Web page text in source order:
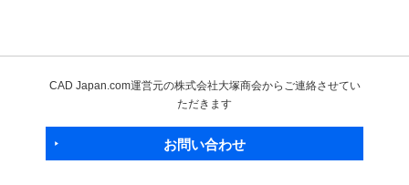
CAD Japan.com運営元の株式会社大塚商会からご連絡させてい
ただきます
お問い合わせ